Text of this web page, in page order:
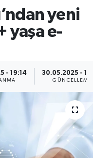
yeni
yaşa e-
- 19:14 30.05.2025 -
GÜNCELLEME